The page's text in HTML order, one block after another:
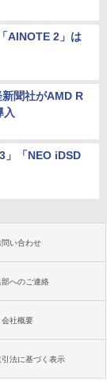
AINOTE 2」は
聞社がAMD R
入
「NEO iDSD
問い合わせ
部へのご連絡
会社概要
法に基づく表示